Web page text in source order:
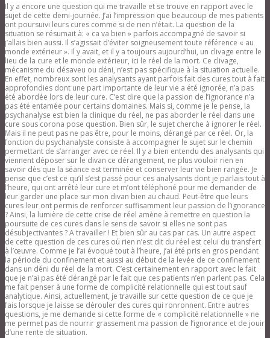
Il y a encore une question qui me travaille et se trouve en rapport avec le
sujet de cette demi-journée. J’ai l’impression que beaucoup de mes patients
ont poursuivi leurs cures comme si de rien n’était. La question de la
situation se résumait à: « ca va bien » parfois accompagné de savoir si
j’allais bien aussi. Il s’agissait d’éviter soigneusement toute référence « au
monde extérieur ». Il y avait, et il y a toujours aujourd’hui, un clivage entre le
lieu de la cure et le monde extérieur, ici le réel de la mort. Ce clivage,
mécanisme du désaveu ou déni, n’est pas spécifique à la situation actuelle.
En effet, nombreux sont les analysants ayant parfois fait des cures tout à fait
approfondies dont une part importante de leur vie a été ignorée, n’a pas
été abordée lors de leur cure. C’est dire que la passion de l’ignorance n’a
pas été entamée pour certains domaines. Mais si, comme je le pense, la
psychanalyse est bien la clinique du réel, ne pas aborder le réel dans une
cure sous corona pose question. Bien sûr, le sujet cherche à ignorer le réel.
Mais il ne peut pas ne pas être, pour le moins, dérangé par ce réel. Or, la
fonction du psychanalyste consiste à accompagner le sujet sur le chemin
permettant de s’arranger avec ce réel. Il y a bien entendu des analysants qui
viennent déposer sur le divan ce dérangement, ne plus vouloir rien en
savoir dès que la séance est terminée et conserver leur vie bien rangée. Je
pense que c’est ce qu’il s’est passé pour ces analysants dont je parlais tout à
l’heure, qui ont arrêté leur cure et m’ont téléphoné pour me demander de
leur garder une place sur mon divan bien au chaud. Peut-être que leurs
cures leur ont permis de renforcer suffisamment leur passion de l’ignorance
? Ainsi, la lumière de cette crise de réel amène à remettre en question la
poursuite de ces cures dans le sens de savoir si elles ne sont pas
désubjectivantes ? A travailler ! Et bien sûr au cas par cas. Un autre aspect
de cette question de ces cures où rien n’est dit du réel est celui du transfert
à l’œuvre. Comme je l’ai évoqué tout à l’heure, j’ai été pris en gros pendant
la période du confinement et aussi au début de la levée de ce confinement
dans un déni du réel de la mort. C’est certainement en rapport avec le fait
que je n’ai pas été dérangé par le fait que ces patients n’en parlent pas. Cela
me fait penser à une forme de complicité relationnelle qui est tout sauf
analytique. Ainsi, actuellement, je travaille sur cette question de ce que je
fais lorsque je laisse se dérouler des cures qui ronronnent. Entre autres
questions, je me demande si cette forme de « complicité relationnelle » ne
me permet pas de nourrir grassement ma passion de l’ignorance et de jouir
d’une rente de situation.